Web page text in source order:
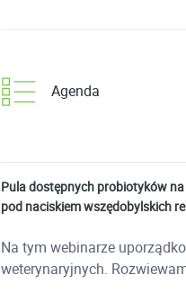
Agenda
Pula dostępnych probiotyków
pod naciskiem wszędobylskich
Na tym webinarze
weterynaryjnych.